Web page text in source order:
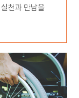
천과 만남을